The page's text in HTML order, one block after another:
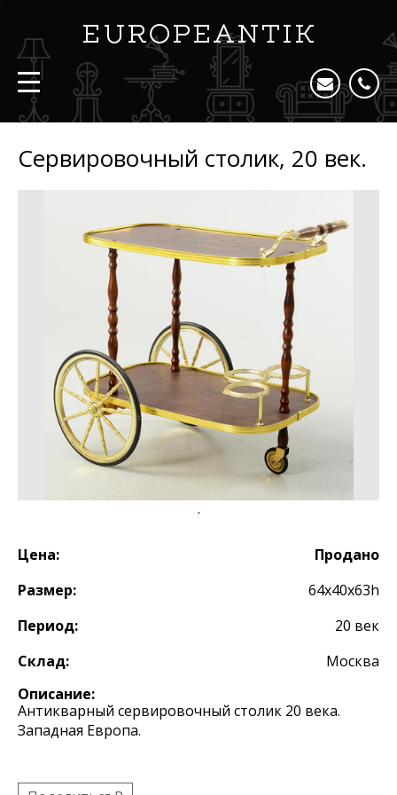
Сервировочный столик, 20 век.
Цена:
Продано
Размер:
64x40x63h
Период:
20 век
Склад:
Москва
Описание:
Антикварный сервировочный столик 20 века.
Западная Европа.